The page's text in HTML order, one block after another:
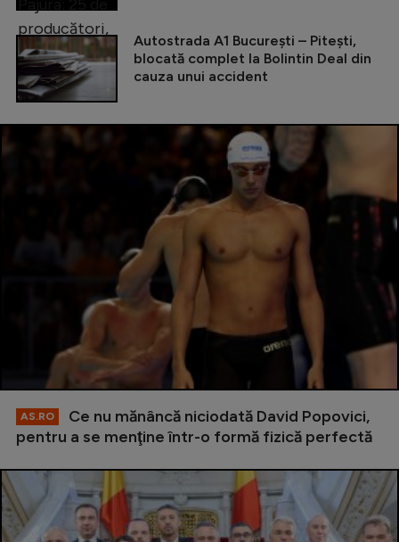
Autostrada A1 București – Pitești,
blocată complet la Bolintin Deal din
cauza unui accident
AS.RO
Ce nu mănâncă niciodată David Popovici,
pentru a se menţine într-o formă fizică perfectă